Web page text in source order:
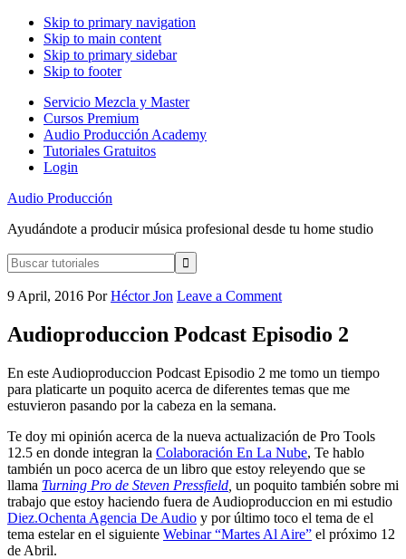
Skip to primary navigation
Skip to main content
Skip to primary sidebar
Skip to footer
Servicio Mezcla y Master
Cursos Premium
Audio Producción Academy
Tutoriales Gratuitos
Login
Audio Producción
Ayudándote a producir música profesional desde tu home studio
Buscar
tutoriales
9 April, 2016 PorHéctor Jon Leave a Comment
Audioproduccion Podcast Episodio 2
En este Audioproduccion Podcast Episodio 2 me tomo un tiempo
para platicarte un poquito acerca de diferentes temas que me
estuvieron pasando por la cabeza en la semana.
Te doy mi opinión acerca de la nueva actualización de Pro Tools
12.5 en donde integran la Colaboración En La Nube, Te hablo
también un poco acerca de un libro que estoy releyendo que se
llama Turning Pro de Steven Pressfield un poquito también sobre mi
trabajo que estoy haciendo fuera de Audioproduccion en mi estudio
Diez.Ochenta Agencia De Audio y por último toco el tema de el
tema estelar en el siguiente Webinar “Martes Al Aire” el próximo 12
de Abril.